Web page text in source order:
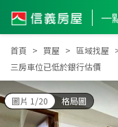
首頁 買屋 區域找屋
三房車位已低於銀行估價
圖片 1/20 格局圖